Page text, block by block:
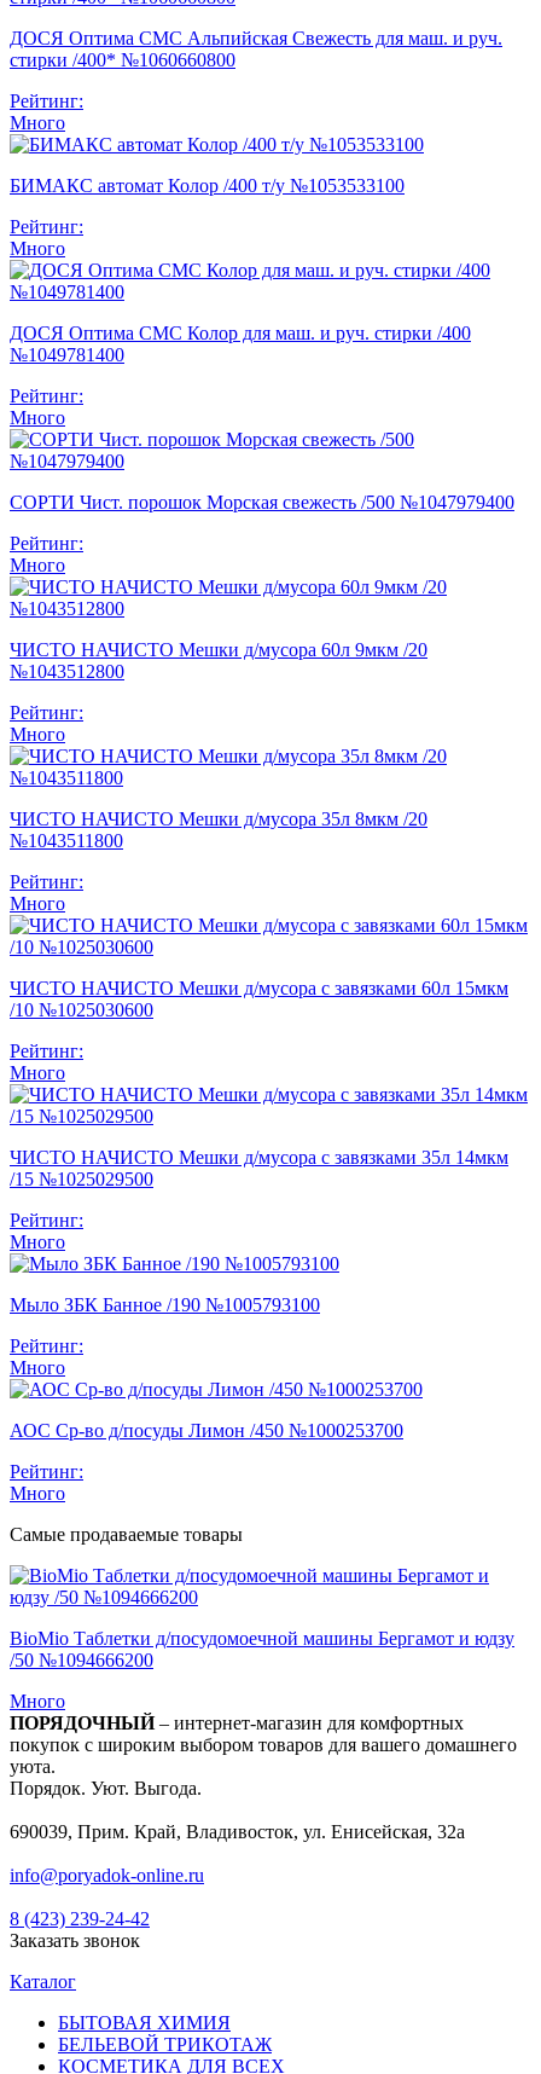
ДОСЯ Оптима СМС Альпийская Свежесть для маш. и руч.
стирки /400* №1060660800
Рейтинг:
Много
БИМАКС автомат Колор /400 т/у №1053533100
Рейтинг:
Много
ДОСЯ Оптима СМС Колор для маш. и руч. стирки /400
№1049781400
Рейтинг:
Много
СОРТИ Чист. порошок Морская свежесть /500 №1047979400
Рейтинг:
Много
ЧИСТО НАЧИСТО Мешки д/мусора 60л 9мкм /20
№1043512800
Рейтинг:
Много
ЧИСТО НАЧИСТО Мешки д/мусора 35л 8мкм /20
№1043511800
Рейтинг:
Много
ЧИСТО НАЧИСТО Мешки д/мусора с завязками 60л 15мкм
/10 №1025030600
Рейтинг:
Много
ЧИСТО НАЧИСТО Мешки д/мусора с завязками 35л 14мкм
/15 №1025029500
Рейтинг:
Много
Мыло ЗБК Банное /190 №1005793100
Рейтинг:
Много
АОС Ср-во д/посуды Лимон /450 №1000253700
Рейтинг:
Много
Самые продаваемые товары
BioMio Таблетки д/посудомоечной машины Бергамот и юдзу
/50 №1094666200
Много
ПОРЯДОЧНЫЙ– интернет-магазин для комфортных
покупок с широким выбором товаров для вашего домашнего
уюта.
Порядок. Уют. Выгода.
690039, Прим. Край, Владивосток, ул. Енисейская, 32а
info@poryadok-online.ru
8 (423) 239-24-42
Заказать звонок
Каталог
БЫТОВАЯ ХИМИЯ
БЕЛЬЕВОЙ ТРИКОТАЖ
КОСМЕТИКА ДЛЯ ВСЕХ